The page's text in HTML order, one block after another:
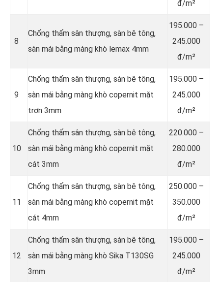
đ/m²
8
Chống thấm sân thượng, sàn bê tông,
sàn mái bằng màng khò lemax 4mm
195.000 –
245.000
đ/m²
9
Chống thấm sân thượng, sàn bê tông,
sàn mái bằng màng khò copernit mặt
trơn 3mm
195.000 –
245.000
đ/m²
10
Chống thấm sân thượng, sàn bê tông,
sàn mái bằng màng khò copernit mặt
cát 3mm
220.000 –
280.000
đ/m²
11
Chống thấm sân thượng, sàn bê tông,
sàn mái bằng màng khò copernit mặt
cát 4mm
250.000 –
350.000
đ/m²
12
Chống thấm sân thượng, sàn bê tông,
sàn mái bằng màng khò Sika T130SG
3mm
195.000 –
245.000
đ/m²